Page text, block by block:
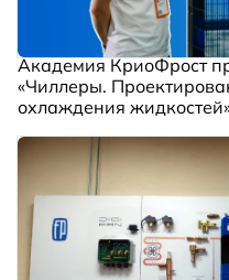
Академия КриоФрост
«Чиллеры.
охлаждения